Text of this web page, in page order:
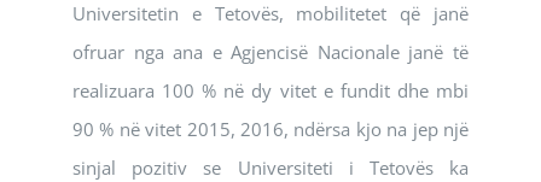
Universitetin e Tetovës, mobilitetet që janë
ofruar nga ana e Agjencisë Nacionale janë të
realizuara 100 % në dy vitet e fundit dhe mbi
90 % në vitet 2015, 2016, ndërsa kjo na jep një
sinjal pozitiv se Universiteti i Tetovës ka